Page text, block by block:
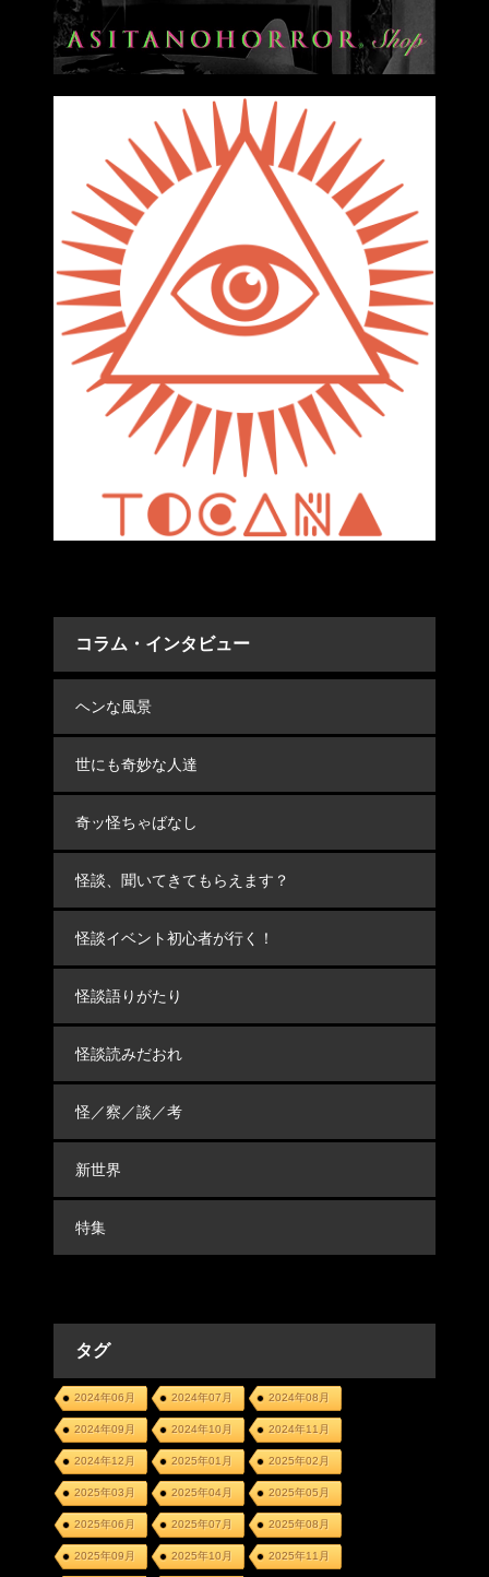
コラム・インタビュー
ヘンな風景
世にも奇妙な人達
奇ッ怪ちゃばなし
怪談、聞いてきてもらえます？
怪談イベント初心者が行く！
怪談語りがたり
怪談読みだおれ
怪／察／談／考
新世界
特集
タグ
2024年06月 2024年07月 2024年08月
2024年09月 2024年10月 2024年11月
2024年12月 2025年01月 2025年02月
2025年03月 2025年04月 2025年05月
2025年06月 2025年07月 2025年08月
2025年09月 2025年10月 2025年11月